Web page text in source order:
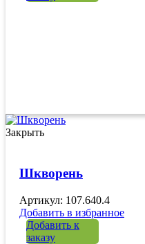
Закрыть
Шкворень
Артикул: 107.640.4
Добавить в избранное
Добавить к
заказу